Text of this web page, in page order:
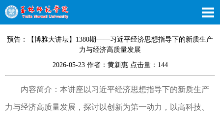
预告：【博雅大讲坛】1380期——习近平经济思想指导下的新质生产
力与经济高质量发展
2026-05-23 作者：黄新惠 点击量： 144
内容简介：本讲座以习近平经济思想指导下的新质生产
力与经济高质量发展，探讨以创新为第一动力，以高科技、